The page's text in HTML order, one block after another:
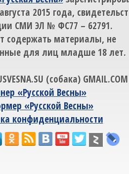
2015 года,
СМИ ЭЛ № ФС77 – 62791.
содержать материалы, не
для лиц младше 18 лет.
(собака) GMAIL.COM
«Русской Весны»
«Русской Весны»
конфиденциальности